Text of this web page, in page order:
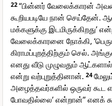
22“பின்னர் வேலைக்காரன்
கூறியபடியே நான் செய்தேன்.
மக்களுக்கு இடமிருக்கிறது’
வேலைக்காரனை நோக்கி,
கிராமப்புறத்திற்கும் செல்.
எனது வீடு முழுவதும்
என்று வற்புறுத்தினான். 24
அழைத்தவர்களில் ஒருவர் கூட
போவதில்லை’ என்றான்” எனக்